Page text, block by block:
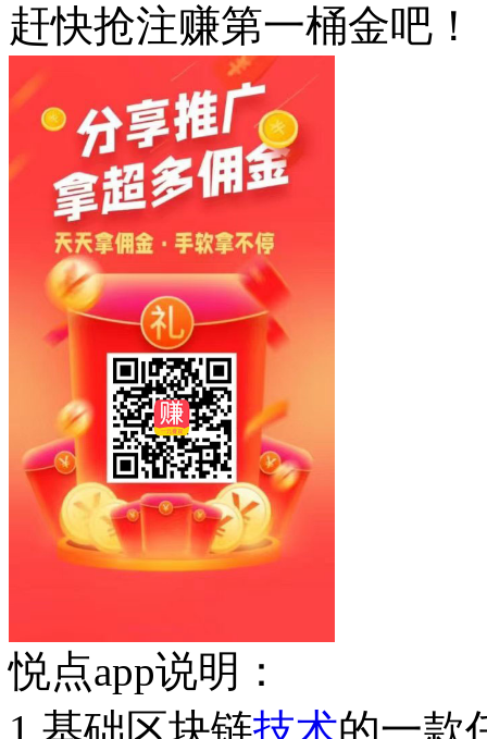
赶快抢注赚第一桶金吧！
悦点app说明：
1.基础区块链技术的一款